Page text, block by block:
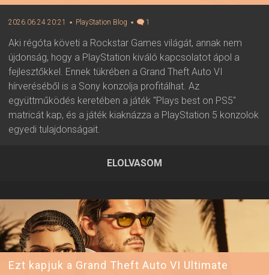
2026.06.24 20:21 ▪ PlayStation Blog ▪ 1
Aki régóta követi a Rockstar Games világát, annak nem
újdonság, hogy a PlayStation kiváló kapcsolatot ápol a
fejlesztőkkel. Ennek tükrében a Grand Theft Auto VI
hírveréséből is a Sony konzolja profitálhat. Az
együttműködés keretében a játék "Plays best on PS5"
matricát kap, és a játék kiaknázza a PlayStation 5 konzolok
egyedi tulajdonságait.
2026.06.24 20:21 ▪ Forrás:PlayStation Blog
ELOLVASOM
Ezt kapjuk a Grand Theft Auto VI Ultimate